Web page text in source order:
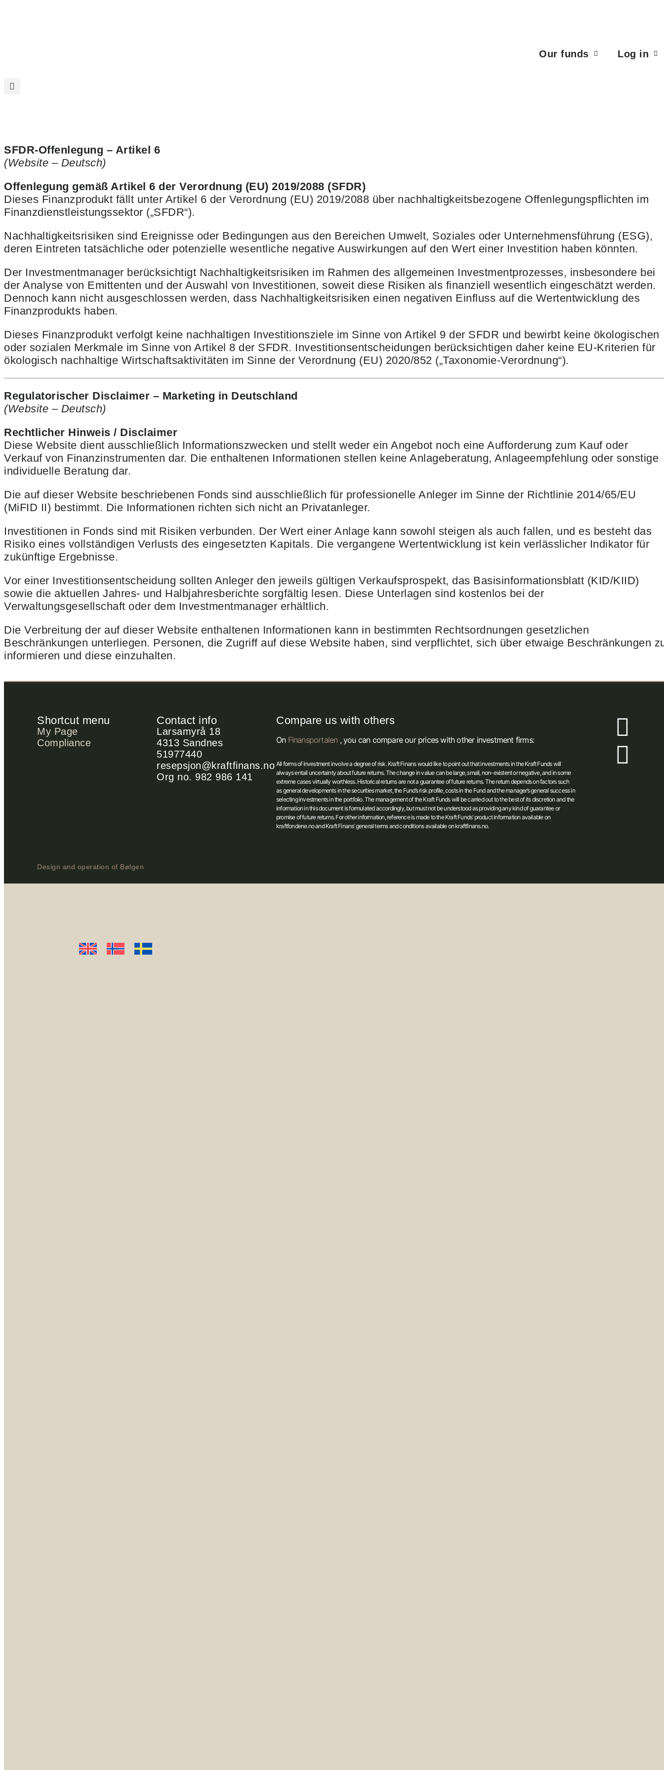
Our funds Log in
SFDR-Offenlegung – Artikel 6
(Website – Deutsch)
Offenlegung gemäß Artikel 6 der Verordnung (EU) 2019/2088 (SFDR)
Dieses Finanzprodukt fällt unter Artikel 6 der Verordnung (EU) 2019/2088 über nachhaltigkeitsbezogene Offenlegungspflichten im
Finanzdienstleistungssektor („SFDR“).
Nachhaltigkeitsrisiken sind Ereignisse oder Bedingungen aus den Bereichen Umwelt, Soziales oder Unternehmensführung (ESG),
deren Eintreten tatsächliche oder potenzielle wesentliche negative Auswirkungen auf den Wert einer Investition haben könnten.
Der Investmentmanager berücksichtigt Nachhaltigkeitsrisiken im Rahmen des allgemeinen Investmentprozesses, insbesondere bei
der Analyse von Emittenten und der Auswahl von Investitionen, soweit diese Risiken als finanziell wesentlich eingeschätzt werden.
Dennoch kann nicht ausgeschlossen werden, dass Nachhaltigkeitsrisiken einen negativen Einfluss auf die Wertentwicklung des
Finanzprodukts haben.
Dieses Finanzprodukt verfolgt keine nachhaltigen Investitionsziele im Sinne von Artikel 9 der SFDR und bewirbt keine ökologischen
oder sozialen Merkmale im Sinne von Artikel 8 der SFDR. Investitionsentscheidungen berücksichtigen daher keine EU-Kriterien für
ökologisch nachhaltige Wirtschaftsaktivitäten im Sinne der Verordnung (EU) 2020/852 („Taxonomie-Verordnung“).
Regulatorischer Disclaimer – Marketing in Deutschland
(Website – Deutsch)
Rechtlicher Hinweis / Disclaimer
Diese Website dient ausschließlich Informationszwecken und stellt weder ein Angebot noch eine Aufforderung zum Kauf oder
Verkauf von Finanzinstrumenten dar. Die enthaltenen Informationen stellen keine Anlageberatung, Anlageempfehlung oder sonstige
individuelle Beratung dar.
Die auf dieser Website beschriebenen Fonds sind ausschließlich für professionelle Anleger im Sinne der Richtlinie 2014/65/EU
(MiFID II) bestimmt. Die Informationen richten sich nicht an Privatanleger.
Investitionen in Fonds sind mit Risiken verbunden. Der Wert einer Anlage kann sowohl steigen als auch fallen, und es besteht das
Risiko eines vollständigen Verlusts des eingesetzten Kapitals. Die vergangene Wertentwicklung ist kein verlässlicher Indikator für
zukünftige Ergebnisse.
Vor einer Investitionsentscheidung sollten Anleger den jeweils gültigen Verkaufsprospekt, das Basisinformationsblatt (KID/KIID)
sowie die aktuellen Jahres- und Halbjahresberichte sorgfältig lesen. Diese Unterlagen sind kostenlos bei der
Verwaltungsgesellschaft oder dem Investmentmanager erhältlich.
Die Verbreitung der auf dieser Website enthaltenen Informationen kann in bestimmten Rechtsordnungen gesetzlichen
Beschränkungen unterliegen. Personen, die Zugriff auf diese Website haben, sind verpflichtet, sich über etwaige Beschränkungen
informieren und diese einzuhalten.
Shortcut menu
My Page
Compliance
Contact info
Larsamyrå 18
4313 Sandnes
51977440
resepsjon@kraftfinans.no
Org no. 982 986 141
Compare us with others
On Finansportalen , you can compare our prices with other investment firms:
All forms of investment involve a degree of risk. Kraft Finans would like to point out that investments in the Kraft Funds will
always entail uncertainty about future returns. The change in value can be large, small, non-existent or negative, and in some
extreme cases virtually worthless. Historical returns are not a guarantee of future returns. The return depends on factors such
as general developments in the securities market, the Fund’s risk profile, costs in the Fund and the manager’s general success in
selecting investments in the portfolio. The management of the Kraft Funds will be carried out to the best of its discretion and the
information in this document is formulated accordingly, but must not be understood as providing any kind of guarantee or
promise of future returns. For other information, reference is made to the Kraft Funds’ product information available on
kraftfondene.no and Kraft Finans’ general terms and conditions available on kraftfinans.no.
Design and operation of Bølgen